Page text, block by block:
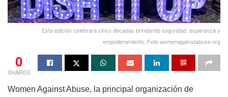
Esta edición celebrará cinco décadas brindando seguridad, esperanza y
empoderamiento. Foto womenagainstabuse.org
0
SHARES
Women Against Abuse, la principal organización de